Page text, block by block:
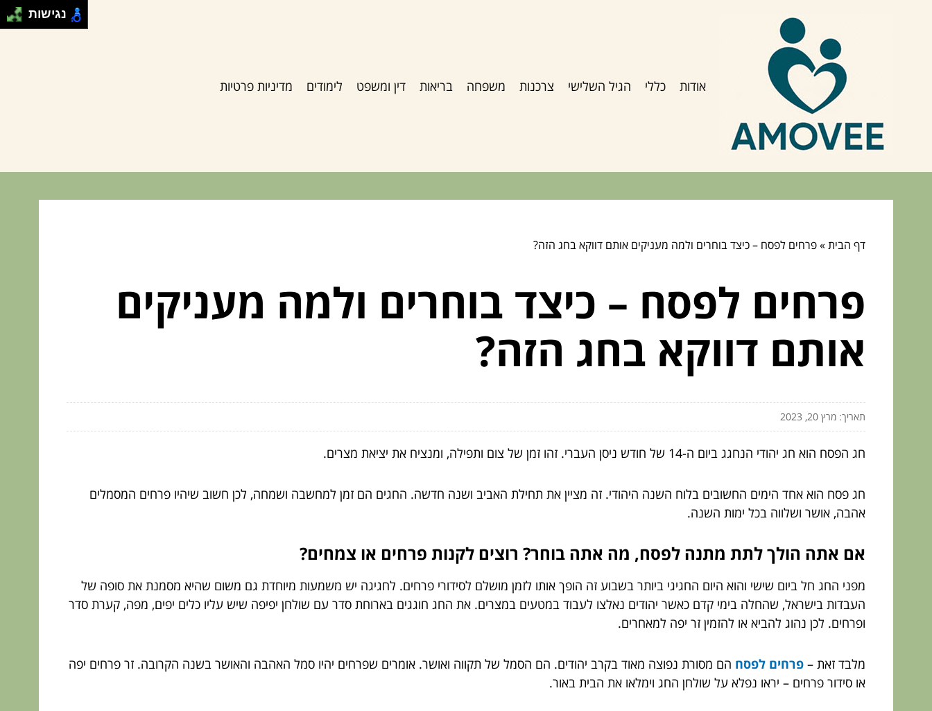
אודות כללי הגיל השלישי צרכנות משפחה בריאות דין ומשפט לימודים מדיניות פרטיות
דף הבית»פרחים לפסח – כיצד בוחרים ולמה מעניקים אותם דווקא בחג הזה?
פרחים לפסח – כיצד בוחרים ולמה מעניקים
אותם דווקא בחג הזה?
תאריך: מרץ 20, 2023
חג הפסח הוא חג יהודי הנחגג ביום ה-14 של חודש ניסן העברי. זהו זמן של צום ותפילה, ומנציח את יציאת מצרים.
חג פסח הוא אחד הימים החשובים בלוח השנה היהודי. זה מציין את תחילת האביב ושנה חדשה. החגים הם זמן למחשבה ושמחה, לכן חשוב שיהיו פרחים המסמלים
אהבה, אושר ושלווה בכל ימות השנה.
אם אתה הולך לתת מתנה לפסח, מה אתה בוחר? רוצים לקנות פרחים או צמחים?
מפני החג חל ביום שישי והוא היום החגיגי ביותר בשבוע זה הופך אותו לזמן מושלם לסידורי פרחים. לחגיגה יש משמעות מיוחדת גם משום שהיא מסמנת את סופה של
העבדות בישראל, שהחלה בימי קדם כאשר יהודים נאלצו לעבוד במטעים במצרים. את החג חוגגים בארוחת סדר עם שולחן יפיפה שיש עליו כלים יפים, מפה, קערת סדר
ופרחים. לכן נהוג להביא או להזמין זר יפה למאחרים.
מלבד זאת – פרחים לפסח הם מסורת נפוצה מאוד בקרב יהודים. הם הסמל של תקווה ואושר. אומרים שפרחים יהיו סמל האהבה והאושר בשנה הקרובה. זר פרחים יפה
או סידור פרחים – יראו נפלא על שולחן החג וימלאו את הבית באור.
נגישות